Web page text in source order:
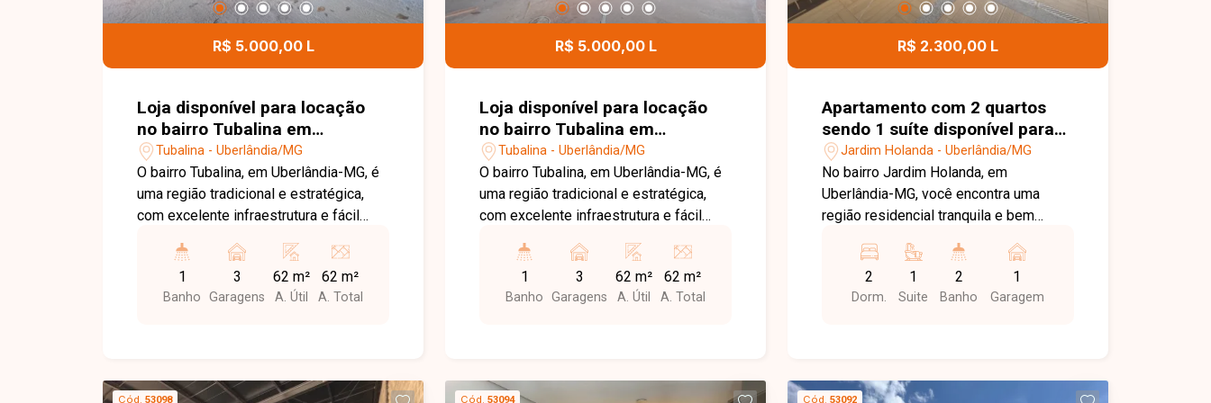
mais conforto e praticidade aos
informações e agende uma visita para
mobiliado.
garagem na área residencial e 01 vaga
excelente aproveitamento dos espaços
contato para mais informações e
agende uma visita para conhecer esta
excelente oportunidade.
R$ 5.000,00 L
Loja disponível para locação
no bairro Tubalina em
Uberlândia-MG
Tubalina - Uberlândia/MG
O bairro Tubalina, em Uberlândia-MG, é
uma região tradicional e estratégica,
com excelente infraestrutura e fácil
Localizado próximo a comércios,
supermercados, escolas, farmácias e
diversos serviços, oferece praticidade
aproximadamente 62m² de área
1
Banho
3
Garagens
62 m²
A. Útil
62 m²
A. Total
R$ 5.000,00 L
Loja disponível para locação
no bairro Tubalina em
Uberlândia-MG
Tubalina - Uberlândia/MG
O bairro Tubalina, em Uberlândia-MG, é
uma região tradicional e estratégica,
com excelente infraestrutura e fácil
Localizado próximo a comércios,
supermercados, escolas, farmácias e
diversos serviços, oferece praticidade
aproximadamente 62m² de área
1
Banho
3
Garagens
62 m²
A. Útil
62 m²
A. Total
R$ 2.300,00 L
Apartamento com 2 quartos
sendo 1 suíte disponível para
locação no bairro Jardim
Holanda em Uberlândia-MG
Jardim Holanda - Uberlândia/MG
No bairro Jardim Holanda, em
Uberlândia-MG, você encontra uma
região residencial tranquila e bem
principais vias da cidade e proximidade
com supermercados, escolas,
farmácias e diversos comércios,
de área privativa. O imóvel conta com
2
Dorm.
1
Suite
2
Banho
1
Garagem
Cód. 53098 Cód. 53094 Cód. 53092